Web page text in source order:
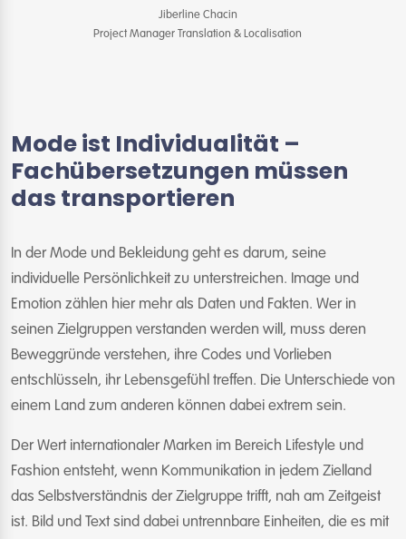
Jiberline Chacin
Project Manager Translation & Localisation
Mode ist Individualität –
Fachübersetzungen müssen
das transportieren
In der Mode und Bekleidung geht es darum, seine
individuelle Persönlichkeit zu unterstreichen. Image und
Emotion zählen hier mehr als Daten und Fakten. Wer in
seinen Zielgruppen verstanden werden will, muss deren
Beweggründe verstehen, ihre Codes und Vorlieben
entschlüsseln, ihr Lebensgefühl treffen. Die Unterschiede von
einem Land zum anderen können dabei extrem sein.
Der Wert internationaler Marken im Bereich Lifestyle und
Fashion entsteht, wenn Kommunikation in jedem Zielland
das Selbstverständnis der Zielgruppe trifft, nah am Zeitgeist
ist. Bild und Text sind dabei untrennbare Einheiten, die es mit